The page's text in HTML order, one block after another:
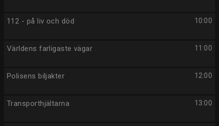
10:00
112 - på liv och död
11:00
Världens farligaste vägar
12:00
Polisens biljakter
13:00
Transporthjältarna